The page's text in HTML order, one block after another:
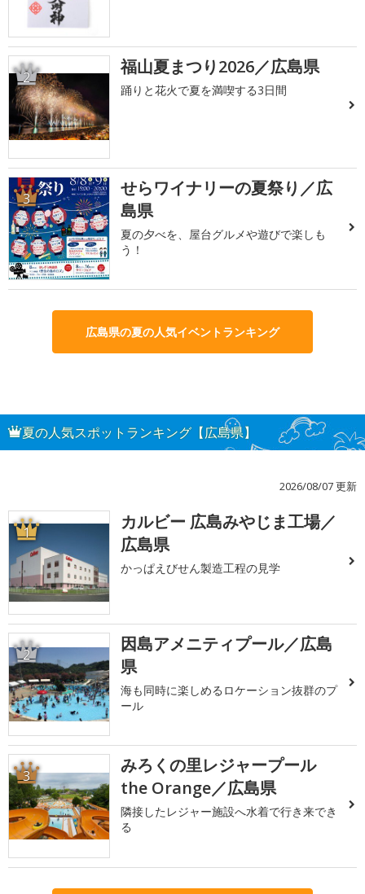
2 福山夏まつり2026／広島県
踊りと花火で夏を満喫する3日間
3
せらワイナリーの夏祭り／広
島県
夏の夕べを、屋台グルメや遊びで楽しも
う！
広島県の夏の人気イベントランキング
夏の人気スポットランキング【広島県】
2026/08/07 更新
1
カルビー 広島みやじま工場／
広島県
かっぱえびせん製造工程の見学
2
因島アメニティプール／広島
県
海も同時に楽しめるロケーション抜群のプ
ール
3
みろくの里レジャープール
the Orange／広島県
隣接したレジャー施設へ水着で行き来でき
る